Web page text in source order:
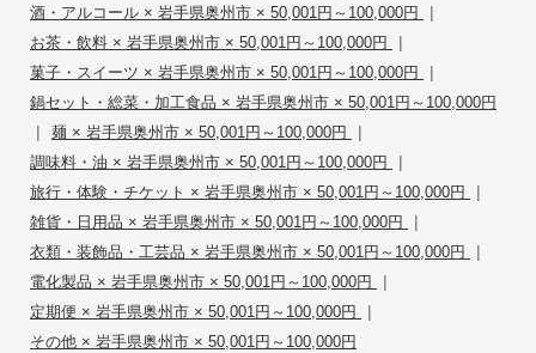
酒・アルコール × 岩手県奥州市 × 50,001円～100,000円 |
お茶・飲料 × 岩手県奥州市 × 50,001円～100,000円 |
菓子・スイーツ × 岩手県奥州市 × 50,001円～100,000円 |
鍋セット・総菜・加工食品 × 岩手県奥州市 × 50,001円～100,000円
| 麺 × 岩手県奥州市 × 50,001円～100,000円 |
調味料・油 × 岩手県奥州市 × 50,001円～100,000円 |
旅行・体験・チケット × 岩手県奥州市 × 50,001円～100,000円 |
雑貨・日用品 × 岩手県奥州市 × 50,001円～100,000円 |
衣類・装飾品・工芸品 × 岩手県奥州市 × 50,001円～100,000円 |
電化製品 × 岩手県奥州市 × 50,001円～100,000円 |
定期便 × 岩手県奥州市 × 50,001円～100,000円 |
その他 × 岩手県奥州市 × 50,001円～100,000円